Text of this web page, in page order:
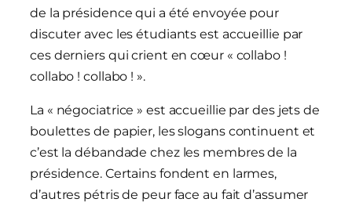
de la présidence qui a été envoyée pour
discuter avec les étudiants est accueillie par
ces derniers qui crient en cœur « collabo !
collabo ! collabo ! ».
La « négociatrice » est accueillie par des jets de
boulettes de papier, les slogans continuent et
c’est la débandade chez les membres de la
présidence. Certains fondent en larmes,
d’autres pétris de peur face au fait d’assumer